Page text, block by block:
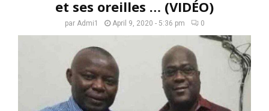
et ses oreilles … (VIDÉO)
par Admi1 April 9, 2020 - 5:36 pm 0